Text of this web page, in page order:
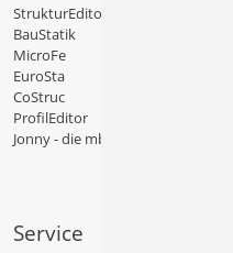
StrukturEditor
BauStatik
MicroFe
EuroSta
CoStruc
ProfilEditor
Jonny - die mb-App
Service